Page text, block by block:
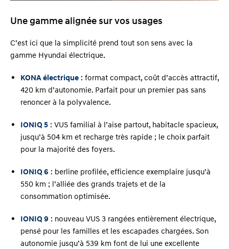
Une gamme alignée sur vos usages
C’est ici que la simplicité prend tout son sens avec la
gamme Hyundai électrique.
KONA électrique : format compact, coût d’accès attractif,
420 km d’autonomie. Parfait pour un premier pas sans
renoncer à la polyvalence.
IONIQ 5 : VUS familial à l’aise partout, habitacle spacieux,
jusqu’à 504 km et recharge très rapide ; le choix parfait
pour la majorité des foyers.
IONIQ 6 : berline profilée, efficience exemplaire jusqu’à
550 km ; l’alliée des grands trajets et de la
consommation optimisée.
IONIQ 9 : nouveau VUS 3 rangées entièrement électrique,
pensé pour les familles et les escapades chargées. Son
autonomie jusqu’à 539 km font de lui une excellente